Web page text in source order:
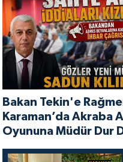
Bakan Tekin'e
Karaman’da Akraba
Oyununa Müdür Dur